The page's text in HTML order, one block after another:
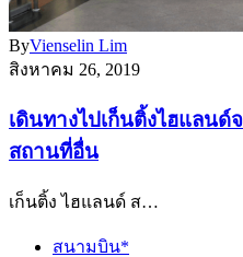
ByVienselin Lim
สิงหาคม 26, 2019
เดินทางไปเก็นติ้งไฮแลน
สถานที่อื่น
เก็นติ้ง ไฮแลนด์ ส…
สนามบิน*